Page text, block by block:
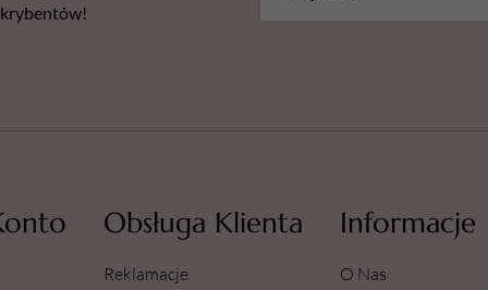
Obsługa Klienta
Reklamacje
Informacje
O Nas